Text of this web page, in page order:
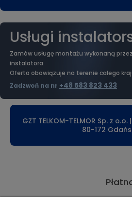
Usługi
Zamów usługę montażu wykonaną
instalatora.
Oferta obowiązuje na terenie całego
Zadzwoń na nr +48 583 823 433
GZT TELKOM-TELMOR Sp. z
80-172